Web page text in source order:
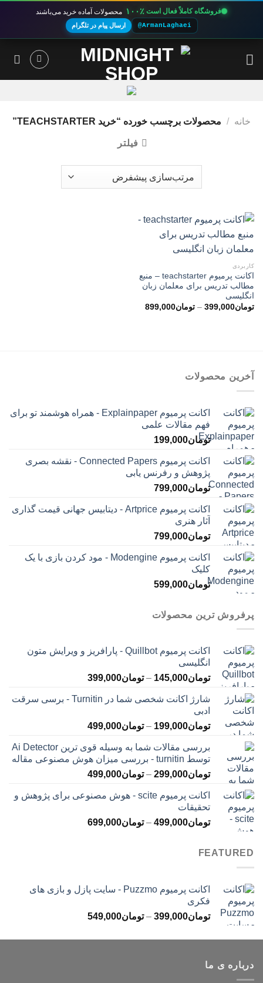
فروشگاه کاملاً فعال است ۱۰۰٪ محصولات آماده خرید می‌باشند
@ArmanLaghaei ارسال پیام در تلگرام
خانه / محصولات برچسب خورده “خرید TEACHSTARTER”
فیلتر
کاربردی
اکانت پرمیوم teachstarter – منبع
مطالب تدریس برای معلمان زبان
انگلیسی
تومان399,000
– تومان899,000محدوده
آخرین محصولات
اکانت پرمیوم Explainpaper - همراه هوشمند تو برای
فهم مقالات علمی
تومان199,000
اکانت پرمیوم Connected Papers - نقشه بصری
پژوهش و رفرنس یابی
تومان799,000
اکانت پرمیوم Artprice - دیتابیس جهانی قیمت ‌گذاری
آثار هنری
تومان799,000
اکانت پرمیوم Modengine - مود کردن بازی با یک
کلیک
تومان599,000
پرفروش ترین محصولات
اکانت پرمیوم Quillbot - پارافریز و ویرایش متون
انگلیسی
تومان145,000
– تومان399,000محدوده
تومان145,000
تومان399,000
شارژ اکانت شخصی شما در Turnitin - برسی سرقت
ادبی
تومان199,000
– تومان499,000محدوده
تومان199,000
تا
تومان499,000
بررسی مقالات شما به وسیله قوی ترین Ai Detector
توسط turnitin - بررسی میزان هوش مصنوعی مقاله
تومان299,000
– تومان499,000محدوده
تومان299,000
تومان499,000
اکانت پرمیوم scite - هوش مصنوعی برای پژوهش و
تحقیقات
تومان499,000
– تومان699,000محدوده
FEATURED
اکانت پرمیوم Puzzmo - سایت پازل و بازی های
فکری
تومان399,000
– تومان549,000محدوده
تومان399,000
درباره ی ما